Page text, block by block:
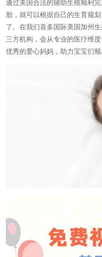
通过美国合法的辅助生殖顺利
胎，就可以根据自己的生育规
了。在我们喜多国际美国加州
三方机构，会从专业的医疗维
优秀的爱心妈妈，助力宝宝们顺